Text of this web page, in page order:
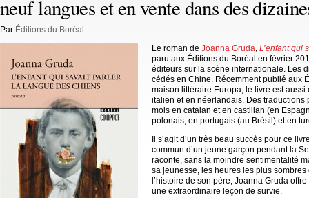
neuf langues et en vente dans des
Par Éditions du Boréal
Le roman de Joanna Gruda, L’enfant qui
paru aux Éditions du Boréal en février
éditeurs sur la scène internationale. Les
cédés en Chine. Récemment publié aux
maison littéraire Europa, le livre est
italien et en néerlandais. Des
mois en catalan et en castillan (en
polonais, en portugais (au Brésil) et en
Il s’agit d’un très beau succès pour ce
commun d’un jeune garçon pendant la
raconte, sans la moindre sentimentalité
sa jeunesse, les heures les plus sombres
l’histoire de son père, Joanna Gruda
une extraordinaire leçon de survie.